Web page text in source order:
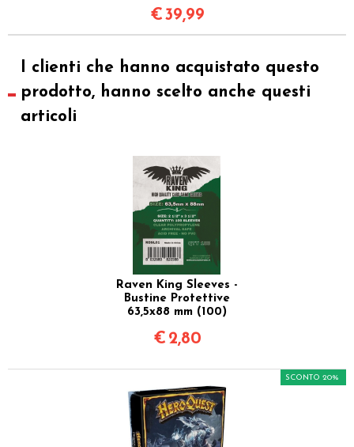
€39,99
I clienti che hanno acquistato questo
prodotto, hanno scelto anche questi
articoli
Raven King Sleeves -
Bustine Protettive
63,5x88 mm (100)
€ 2,80
SCONTO 20%